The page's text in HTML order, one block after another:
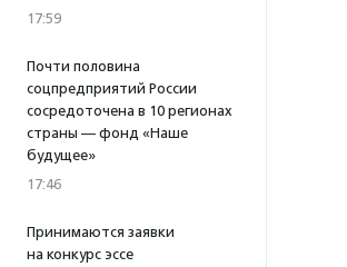
17:59
Почти половина
соцпредприятий России
сосредоточена в 10 регионах
страны — фонд «Наше
будущее»
17:46
Принимаются заявки
на конкурс эссе